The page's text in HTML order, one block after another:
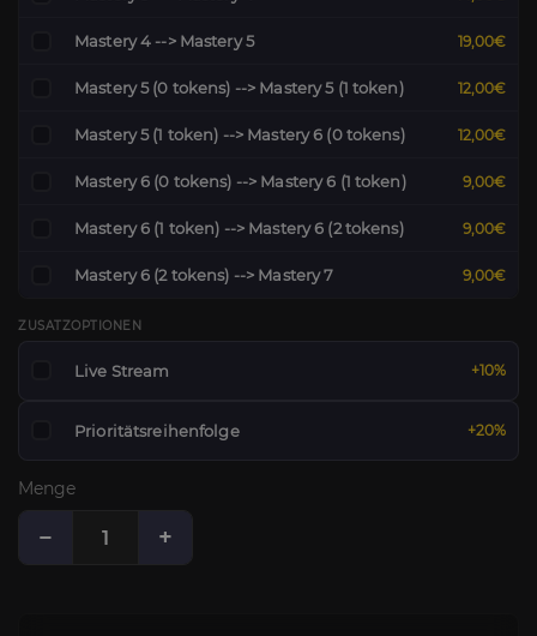
Mastery 4 --> Mastery 5 19,00€
Mastery 5 (0 tokens) --> Mastery 5 (1 token) 12,00€
Mastery 5 (1 token) --> Mastery 6 (0 tokens) 12,00€
Mastery 6 (0 tokens) --> Mastery 6 (1 token) 9,00€
Mastery 6 (1 token) --> Mastery 6 (2 tokens) 9,00€
Mastery 6 (2 tokens) --> Mastery 7 9,00€
ZUSATZOPTIONEN
Live Stream +10%
Prioritätsreihenfolge +20%
Menge
− +